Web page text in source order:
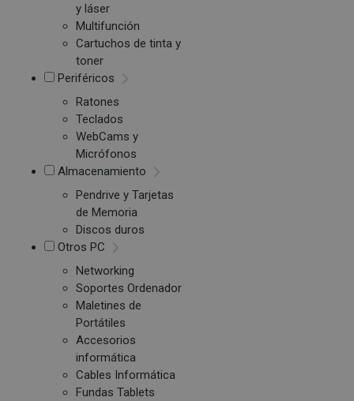
y láser
Multifunción
Cartuchos de tinta y
toner
Periféricos
Ratones
Teclados
WebCams y
Micrófonos
Almacenamiento
Pendrive y Tarjetas
de Memoria
Discos duros
Otros PC
Networking
Soportes Ordenador
Maletines de
Portátiles
Accesorios
informática
Cables Informática
Fundas Tablets